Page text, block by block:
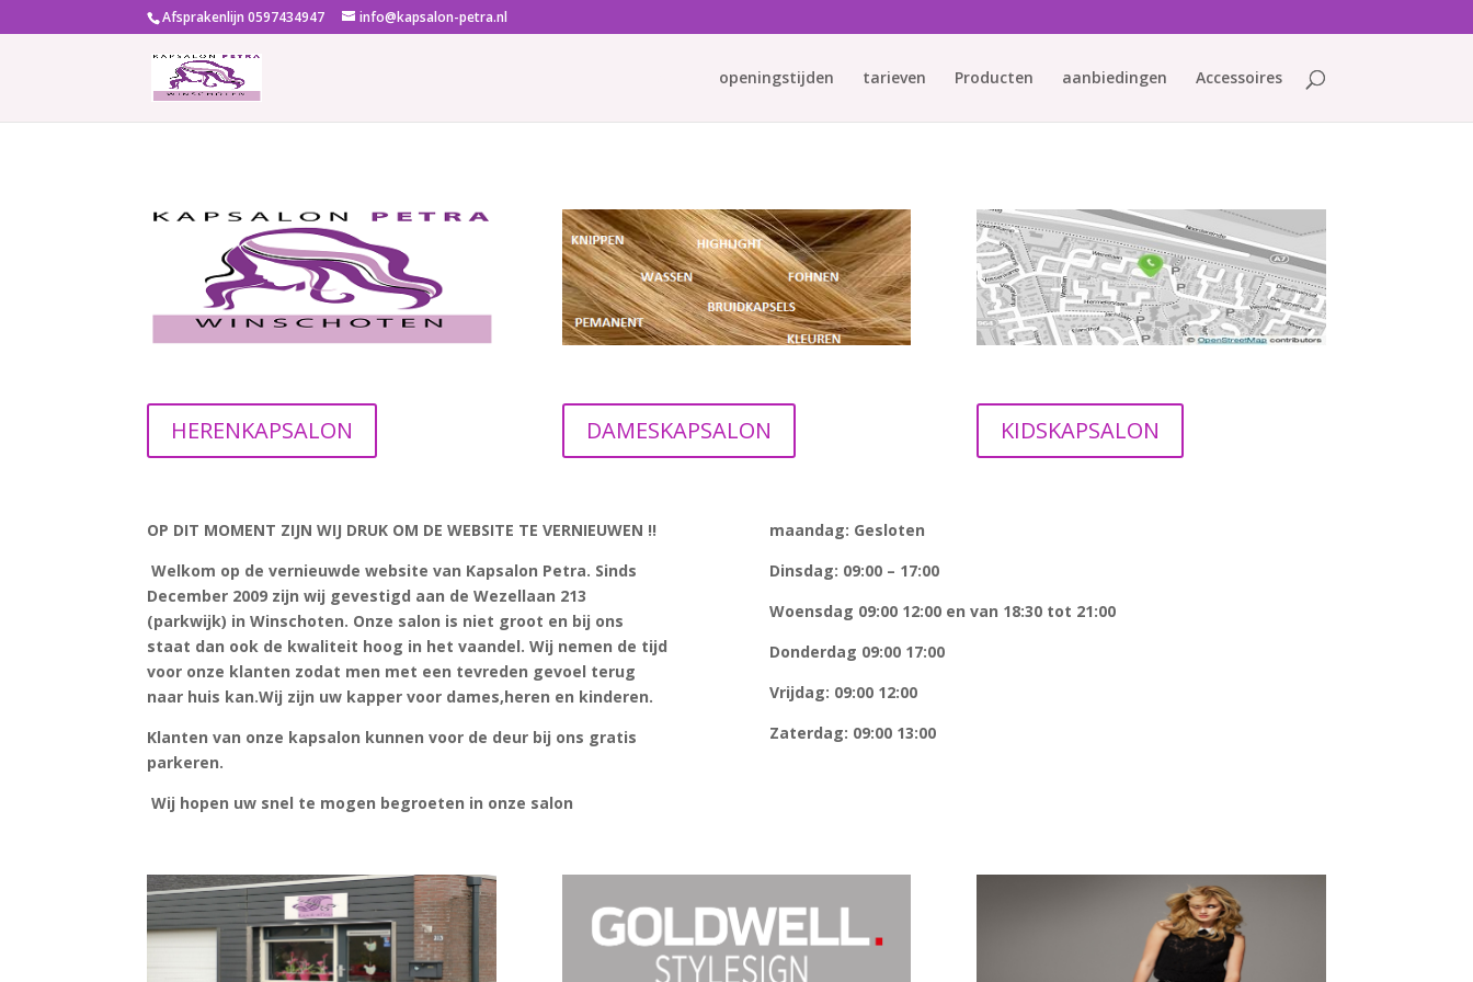
Afsprakenlijn 0597434947 info@kapsalon-petra.nl
openingstijden tarieven Producten aanbiedingen Accessoires
HERENKAPSALON DAMESKAPSALON KIDSKAPSALON
OP DIT MOMENT ZIJN WIJ DRUK OM DE WEBSITE TE VERNIEUWEN !!
Welkom op de vernieuwde website van Kapsalon Petra. Sinds
December 2009 zijn wij gevestigd aan de Wezellaan 213
(parkwijk) in Winschoten. Onze salon is niet groot en bij ons
staat dan ook de kwaliteit hoog in het vaandel. Wij nemen de tijd
voor onze klanten zodat men met een tevreden gevoel terug
naar huis kan.Wij zijn uw kapper voor dames,heren en kinderen.
Klanten van onze kapsalon kunnen voor de deur bij ons gratis
parkeren.
Wij hopen uw snel te mogen begroeten in onze salon
maandag: Gesloten
Dinsdag: 09:00 – 17:00
Woensdag 09:00 12:00 en van 18:30 tot 21:00
Donderdag 09:00 17:00
Vrijdag: 09:00 12:00
Zaterdag: 09:00 13:00